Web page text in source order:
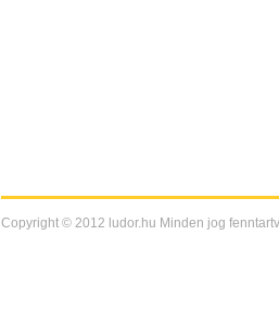
Copyright © 2012 ludor.hu Minden jog